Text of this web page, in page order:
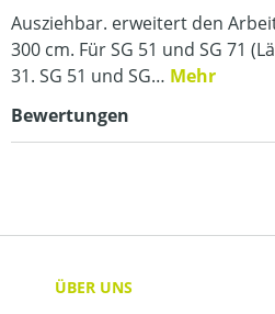
Ausziehbar. erweitert den
300 cm. Für SG 51 und SG 71
31. SG 51 und SG… Mehr
Bewertungen
ÜBER UNS